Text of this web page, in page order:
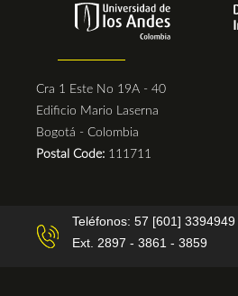
Cra 1 Este No 19A - 40
Edificio Mario Laserna
Bogotá - Colombia
Postal Code: 111711
Teléfonos: 57 [601] 3394949
Ext. 2897 - 3861 - 3859